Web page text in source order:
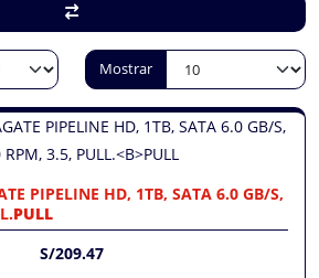
Mostrar
PIPELINE HD, 1TB, SATA 6.0 GB/S,
PULL
S/209.47